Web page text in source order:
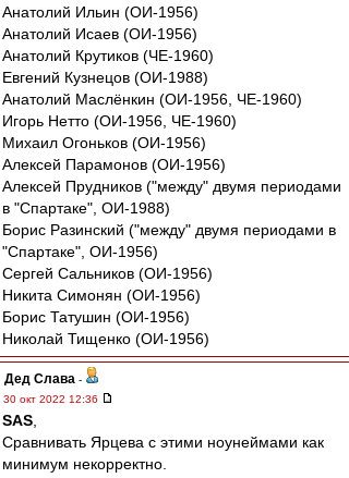
Анатолий Ильин (ОИ-1956)
Анатолий Исаев (ОИ-1956)
Анатолий Крутиков (ЧЕ-1960)
Евгений Кузнецов (ОИ-1988)
Анатолий Маслёнкин (ОИ-1956, ЧЕ-1960)
Игорь Нетто (ОИ-1956, ЧЕ-1960)
Михаил Огоньков (ОИ-1956)
Алексей Парамонов (ОИ-1956)
Алексей Прудников ("между" двумя периодами
в "Спартаке", ОИ-1988)
Борис Разинский ("между" двумя периодами в
"Спартаке", ОИ-1956)
Сергей Сальников (ОИ-1956)
Никита Симонян (ОИ-1956)
Борис Татушин (ОИ-1956)
Николай Тищенко (ОИ-1956)
Дед Слава -
30 окт 2022 12:36
SAS
Сравнивать Ярцева с этими ноунеймами как
минимум некорректно.